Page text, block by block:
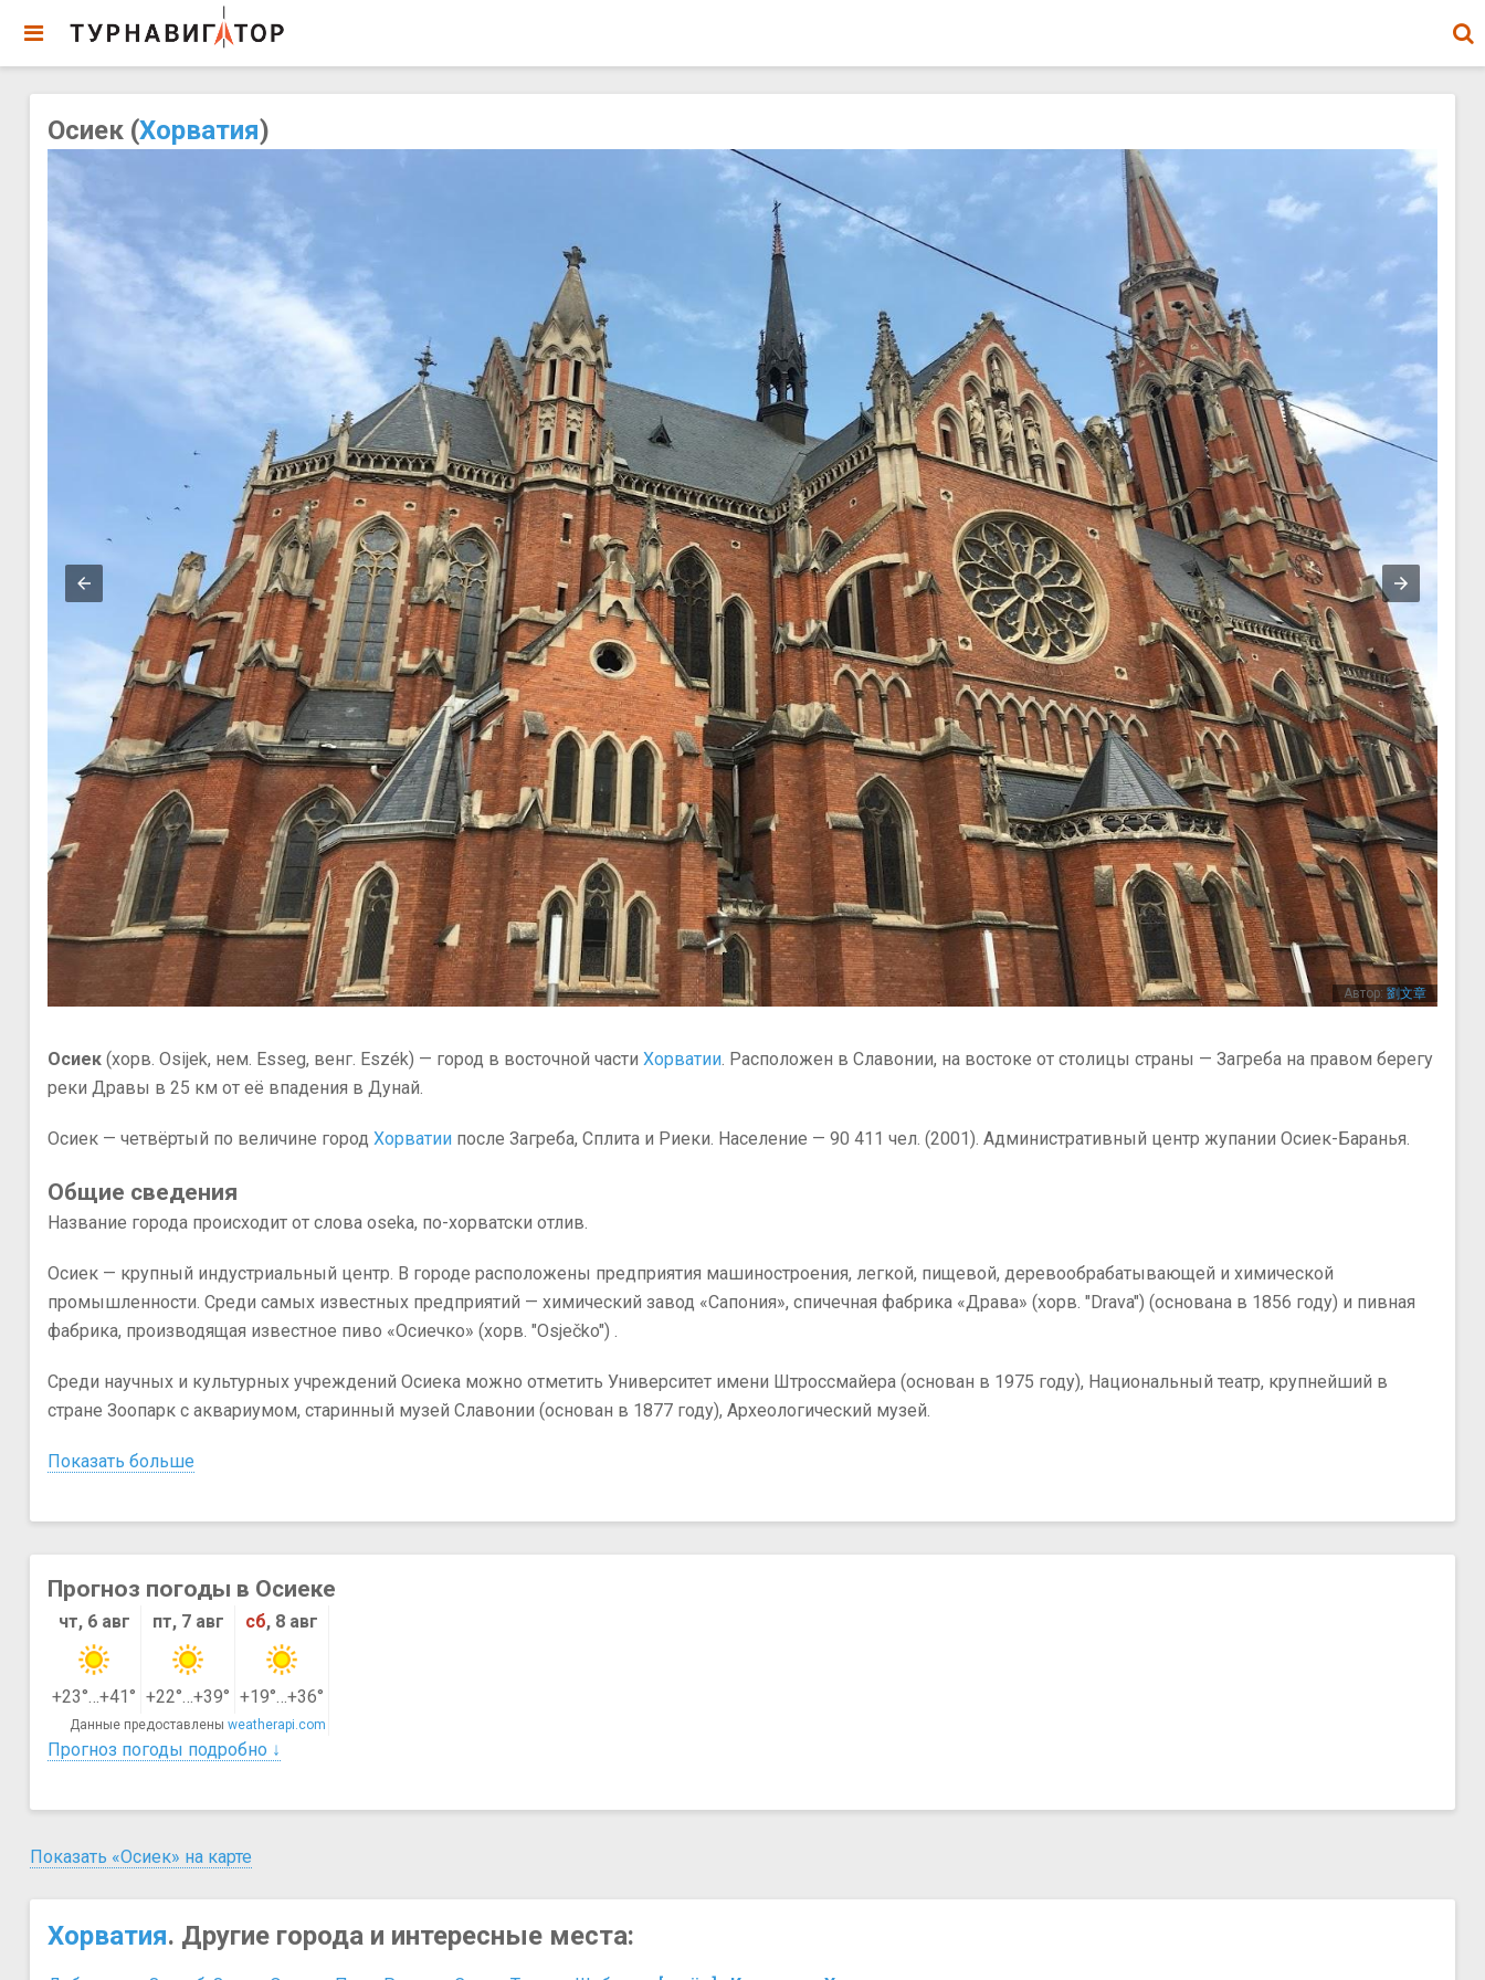
Осиек (Хорватия)
Автор: 劉文章
Осиек (хорв. Osijek, нем. Esseg, венг. Eszék) — город в восточной части Хорватии. Расположен в Славонии, на востоке от столицы страны — Загреба на правом берегу
реки Дравы в 25 км от её впадения в Дунай.
Осиек — четвёртый по величине город Хорватии после Загреба, Сплита и Риеки. Население — 90 411 чел. (2001). Административный центр жупании Осиек-Баранья.
Общие сведения
Название города происходит от слова oseka, по-хорватски отлив.
Осиек — крупный индустриальный центр. В городе расположены предприятия машиностроения, легкой, пищевой, деревообрабатывающей и химической
промышленности. Среди самых известных предприятий — химический завод «Сапония», спичечная фабрика «Драва» (хорв. "Drava") (основана в 1856 году) и пивная
фабрика, производящая известное пиво «Осиечко» (хорв. "Osječko") .
Среди научных и культурных учреждений Осиека можно отметить Университет имени Штроссмайера (основан в 1975 году), Национальный театр, крупнейший в
стране Зоопарк с аквариумом, старинный музей Славонии (основан в 1877 году), Археологический музей.
Показать больше
Прогноз погоды в Осиеке
чт, 6 авг пт, 7 авг сб, 8 авг
+23°…+41° +22°…+39° +19°…+36°
Данные предоставлены weatherapi.com
Прогноз погоды подробно ↓
Показать «Осиек» на карте
Хорватия. Другие города и интересные места: